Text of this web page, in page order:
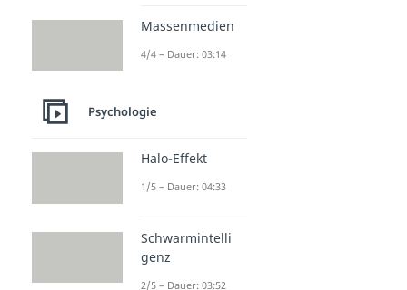
Massenmedien
4/4 – Dauer: 03:14
Psychologie
Halo-Effekt
1/5 – Dauer: 04:33
Schwarmintelli
genz
2/5 – Dauer: 03:52